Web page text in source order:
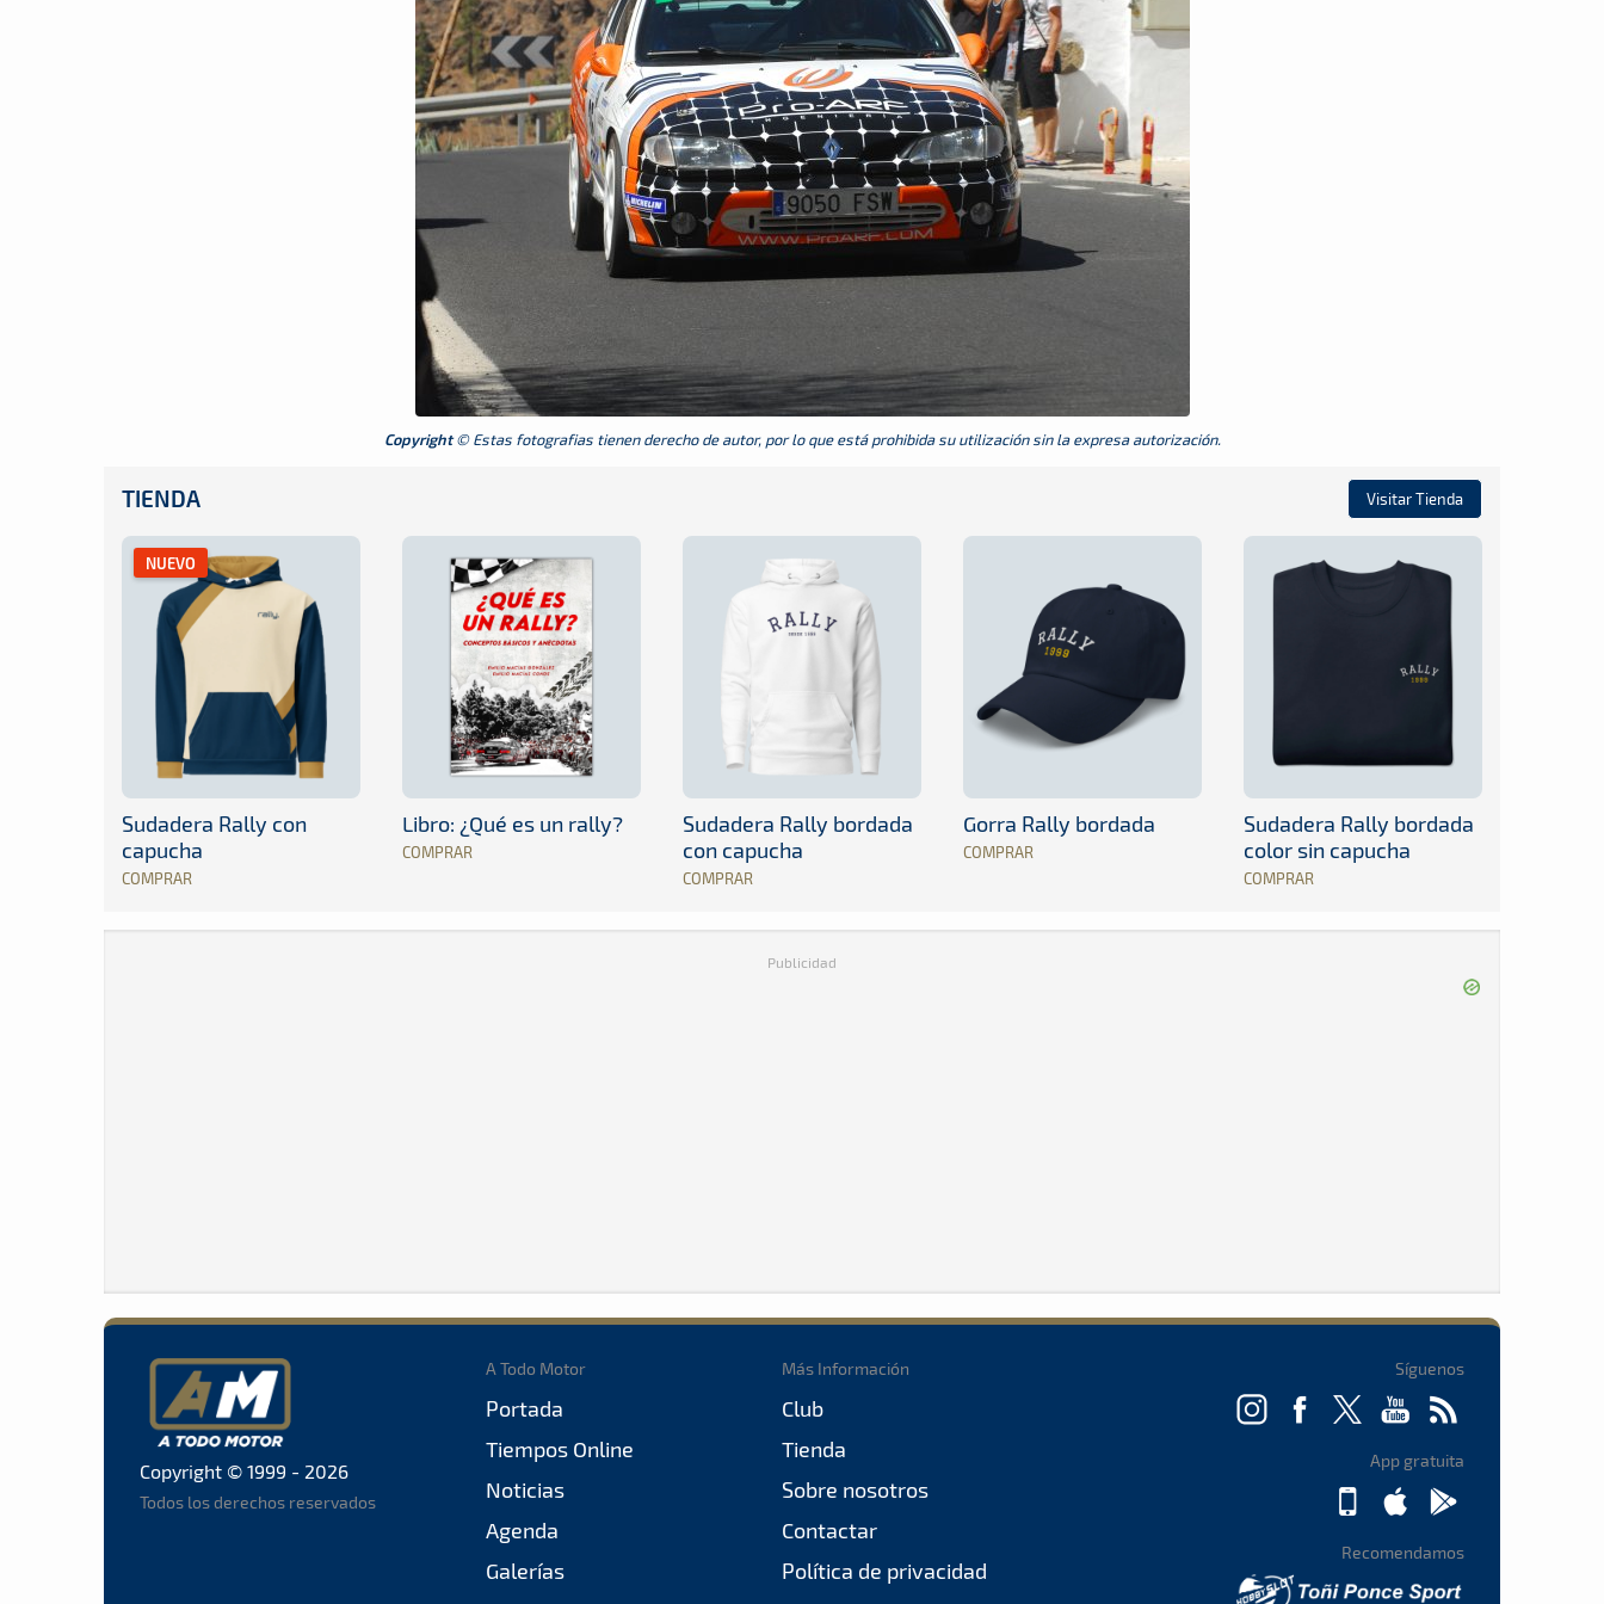
Copyright© Estas fotografias tienen derecho de autor, por lo que está prohibida su utilización sin la expresa autorización.
TIENDA Visitar Tienda
NUEVO
Sudadera Rally con
capucha
COMPRAR
Libro: ¿Qué es un rally?
COMPRAR
Sudadera Rally bordada
con capucha
COMPRAR
Gorra Rally bordada
COMPRAR
Sudadera Rally bordada
color sin capucha
COMPRAR
Publicidad
Copyright © 1999 - 2026
Todos los derechos reservados
A Todo Motor
Portada
Tiempos Online
Noticias
Agenda
Galerías
Más Información
Club
Tienda
Sobre nosotros
Contactar
Política de privacidad
Síguenos
App gratuita
Recomendamos